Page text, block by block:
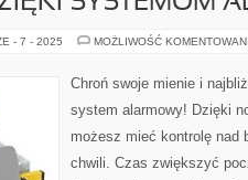
- 7 - 2025 MOŻLIWOŚĆ
Chroń swoje mienie i
system alarmowy! Dzięki
możesz mieć kontrolę nad
chwili. Czas zwiększyć